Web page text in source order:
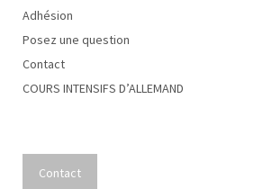
Adhésion
Posez une question
Contact
COURS INTENSIFS D’ALLEMAND
Contact